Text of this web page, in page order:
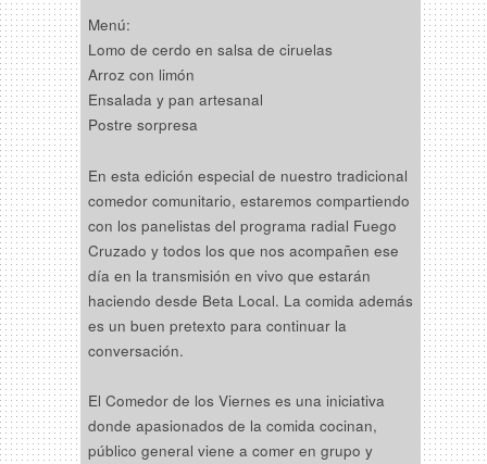
Menú:
Lomo de cerdo en salsa de ciruelas
Arroz con limón
Ensalada y pan artesanal
Postre sorpresa
En esta edición especial de nuestro tradicional
comedor comunitario, estaremos compartiendo
con los panelistas del programa radial Fuego
Cruzado y todos los que nos acompañen ese
día en la transmisión en vivo que estarán
haciendo desde Beta Local. La comida además
es un buen pretexto para continuar la
conversación.
El Comedor de los Viernes es una iniciativa
donde apasionados de la comida cocinan,
público general viene a comer en grupo y